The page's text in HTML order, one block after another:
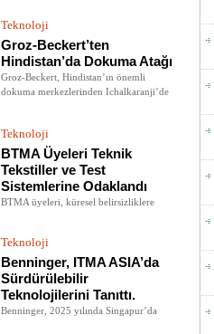
Teknoloji
Groz-Beckert’ten
Hindistan’da Dokuma Atağı
Groz-Beckert, Hindistan’ın önemli
dokuma merkezlerinden Ichalkaranji’de
Teknoloji
BTMA Üyeleri Teknik
Tekstiller ve Test
Sistemlerine Odaklandı
BTMA üyeleri, küresel belirsizliklere
geliştirdi
Teknoloji
Benninger, ITMA ASIA’da
Sürdürülebilir
Teknolojilerini Tanıttı.
Benninger, 2025 yılında Singapur’da